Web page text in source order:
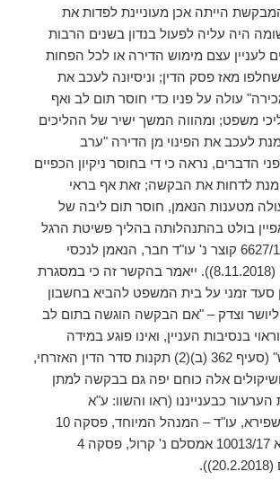
הייתה אכן מעוניינת לפדות את
היה עליה לפעול בנדון בשנים הרבות
לעניין עצם מימוש הדירה או לכל הפחות
מאז פסק הדין; וניסיונה לעכב את
עולה על פניו כדי חוסר תום לב ואף
משפט; ומהווה המשך ישיר של ההליכים
לעכב את הפינוי מן הדירה "ערב
הדברים, נראה כי די בחוסר ניקיון הכפיים
לדחות את הבקשה; זאת אף בראי
מטענות הנאמן, חוסר תום ליבה של
בולט בהתנהלותה בהליך פשיטת הרגל
(ראו והשוו: ע"א 6627/18 קוצר נ' עו"ד חבר, הנאמן לנכסי
המבקש, פסקה 7 (8.11.2018)). ייאמר בהקשר זה כי במסגרת
סעד זמני על בית המשפט להביא בחשבון
ליושר וצדק – "אם הבקשה הוגשה בתום לב
בנסיבות העניין, ואינו פוגע במידה
העולה על הנדרש" (סעיף 362 (ב)(2) תקנות סדר הדין האזרחי,
1984); ושיקולים אלה כוחם יפה גם בבקשה למתן
כבענייננו (ראו והשוו: ע"א
6607/18 ביבס נ' שפירא, עו"ד – המנהל המיוחד, פסקה 10
(25.10.2018); ע"א 10013/17 אמסלם נ' קרול, פסקה 4